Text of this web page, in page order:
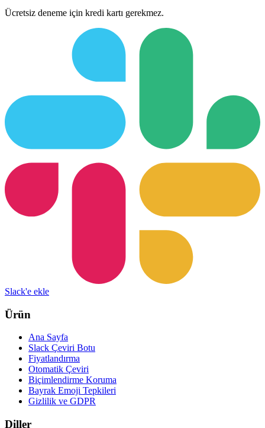
Ücretsiz deneme için kredi kartı gerekmez.
Slack'e ekle
Ürün
Ana Sayfa
Slack Çeviri Botu
Fiyatlandırma
Otomatik Çeviri
Biçimlendirme Koruma
Bayrak Emoji Tepkileri
Gizlilik ve GDPR
Diller